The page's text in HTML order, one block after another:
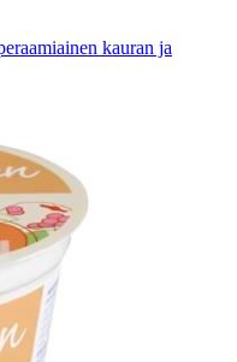
kauran ja